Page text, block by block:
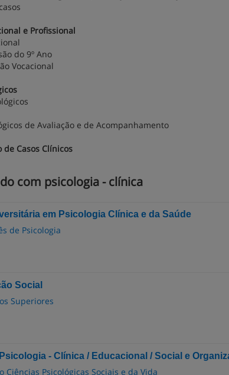
e Profissional
do 9º Ano
Vocacional
de Avaliação e de Acompanhamento
de Casos Clínicos
com psicologia - clínica
em Psicologia Clínica e da Saúde
de Psicologia
Social
Superiores
- Clínica / Educacional / Social e
Psicológicas Sociais e da Vida